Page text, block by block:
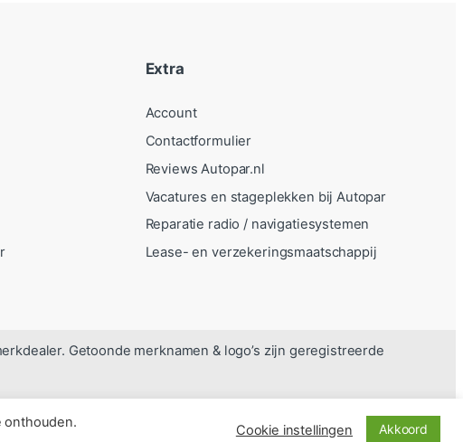
Extra
Account
Contactformulier
Reviews Autopar.nl
Vacatures en stageplekken bij Autopar
Reparatie radio / navigatiesystemen
Lease- en verzekeringsmaatschappij
Getoonde merknamen & logo’s zijn geregistreerde
onthouden.
Cookie instellingen Akkoord